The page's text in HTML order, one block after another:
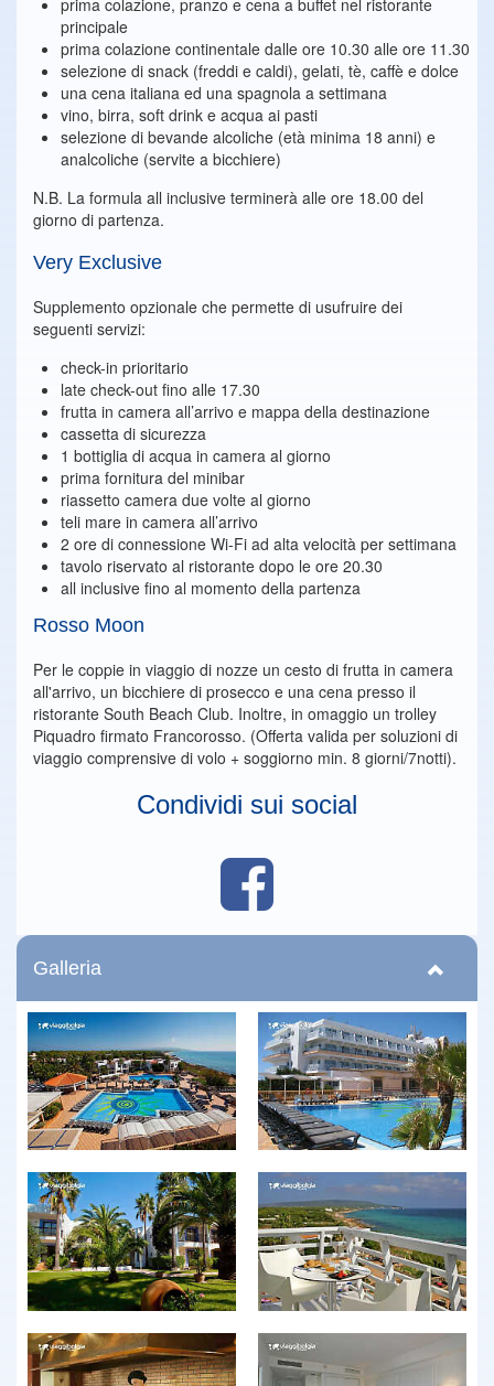
prima colazione, pranzo e cena a buffet nel ristorante
principale
prima colazione continentale dalle ore 10.30 alle ore 11.30
selezione di snack (freddi e caldi), gelati, tè, caffè e dolce
una cena italiana ed una spagnola a settimana
vino, birra, soft drink e acqua ai pasti
selezione di bevande alcoliche (età minima 18 anni) e
analcoliche (servite a bicchiere)
N.B. La formula all inclusive terminerà alle ore 18.00 del
giorno di partenza.
Very Exclusive
Supplemento opzionale che permette di usufruire dei
seguenti servizi:
check-in prioritario
late check-out fino alle 17.30
frutta in camera all’arrivo e mappa della destinazione
cassetta di sicurezza
1 bottiglia di acqua in camera al giorno
prima fornitura del minibar
riassetto camera due volte al giorno
teli mare in camera all’arrivo
2 ore di connessione Wi-Fi ad alta velocità per settimana
tavolo riservato al ristorante dopo le ore 20.30
all inclusive fino al momento della partenza
Rosso Moon
Per le coppie in viaggio di nozze un cesto di frutta in camera
all'arrivo, un bicchiere di prosecco e una cena presso il
ristorante South Beach Club. Inoltre, in omaggio un trolley
Piquadro firmato Francorosso. (Offerta valida per soluzioni di
viaggio comprensive di volo + soggiorno min. 8 giorni/7notti).
Condividi sui social
Galleria